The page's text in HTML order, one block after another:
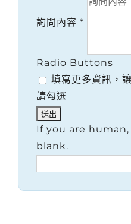
詢問內容 *
Radio Buttons
填寫更多資訊，
請勾選
If you are
blank.